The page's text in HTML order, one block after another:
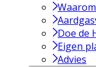
Doe de
Eigen
Advies